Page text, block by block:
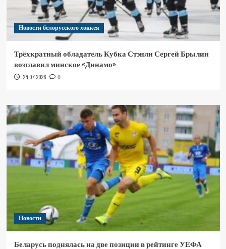
Новости белорусского хоккея
Трёхкратный обладатель Кубка Стэнли Сергей Брылин
возглавил минское «Динамо»
24.07.2026 0
Новости
Беларусь поднялась на две позиции в рейтинге УЕФА